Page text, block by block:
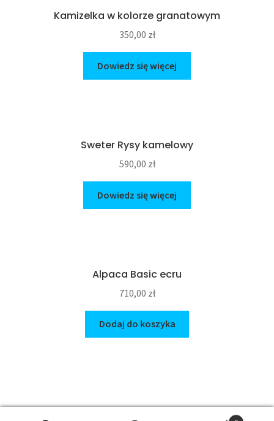
Kamizelka w kolorze granatowym
350,00 zł
Dowiedz się więcej
Sweter Rysy kamelowy
590,00 zł
Dowiedz się więcej
Alpaca Basic ecru
710,00 zł
Dodaj do koszyka